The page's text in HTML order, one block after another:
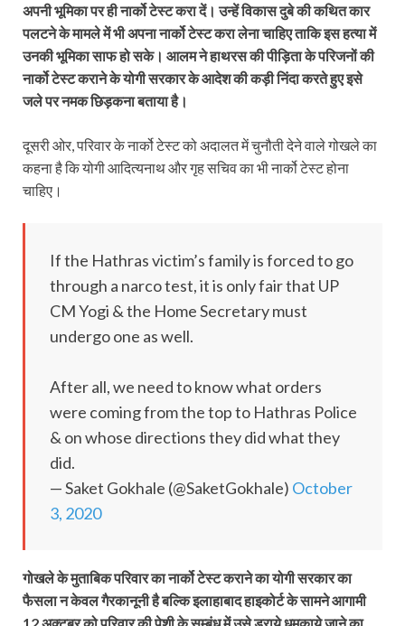
अपनी भूमिका पर ही नार्को टेस्ट करा दें। उन्हें विकास दुबे की कथित कार
पलटने के मामले में भी अपना नार्को टेस्ट करा लेना चाहिए ताकि इस हत्या में
उनकी भूमिका साफ हो सके। आलम ने हाथरस की पीड़िता के परिजनों की
नार्को टेस्ट कराने के योगी सरकार के आदेश की कड़ी निंदा करते हुए इसे
जले पर नमक छिड़कना बताया है।
दूसरी ओर, परिवार के नार्को टेस्‍ट को अदालत में चुनौती देने वाले गोखले का
कहना है कि योगी आदित्‍यनाथ और गृह सचिव का भी नार्को टेस्‍ट होना
चाहिए।
If the Hathras victim’s family is forced to go
through a narco test, it is only fair that UP
CM Yogi & the Home Secretary must
undergo one as well.
After all, we need to know what orders
were coming from the top to Hathras Police
& on whose directions they did what they
did.
— Saket Gokhale (@SaketGokhale) October
3, 2020
गोखले के मुताबिक परिवार का नार्को टेस्‍ट कराने का योगी सरकार का
फैसला न केवल गैरकानूनी है बल्कि इलाहाबाद हाइकोर्ट के सामने आगामी